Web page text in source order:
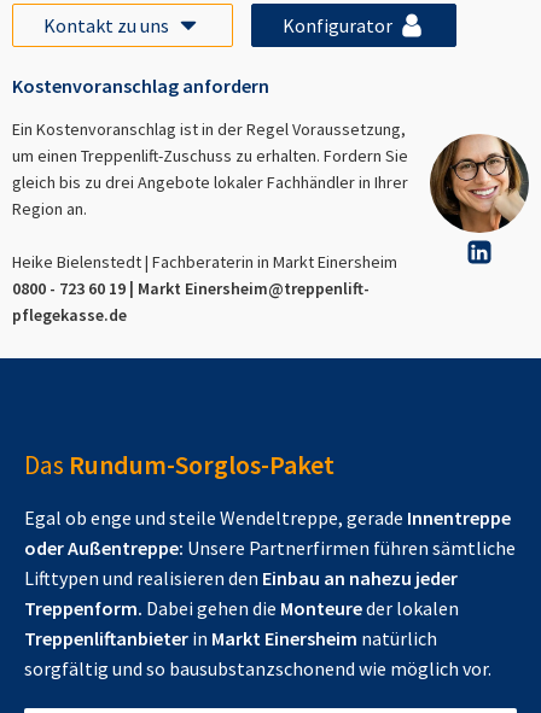
Kontakt zu uns Konfigurator
Kostenvoranschlag anfordern
Ein Kostenvoranschlag ist in der Regel Voraussetzung,
um einen Treppenlift-Zuschuss zu erhalten. Fordern Sie
gleich bis zu drei Angebote lokaler Fachhändler in Ihrer
Region an.
Heike Bielenstedt | Fachberaterin in Markt Einersheim
0800 - 723 60 19 | Markt Einersheim@treppenlift-
pflegekasse.de
Das Rundum-Sorglos-Paket
Egal ob enge und steile Wendeltreppe, gerade Innentreppe
oder Außentreppe: Unsere Partnerfirmen führen sämtliche
Lifttypen und realisieren den Einbau an nahezu jeder
Treppenform. Dabei gehen die Monteureder lokalen
Treppenliftanbieter in Markt Einersheim natürlich
sorgfältig und so bausubstanzschonend wie möglich vor.